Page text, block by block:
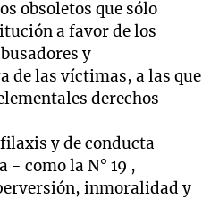
obsoletos que sólo
a favor de los
y –
de las víctimas, a las que
derechos
y de conducta
- como la N° 19 ,
inmoralidad y